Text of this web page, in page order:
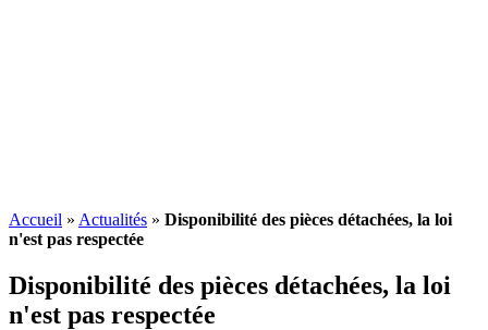
Accueil » Actualités » Disponibilité des pièces détachées, la loi
n'est pas respectée
Disponibilité des pièces détachées, la loi
n'est pas respectée